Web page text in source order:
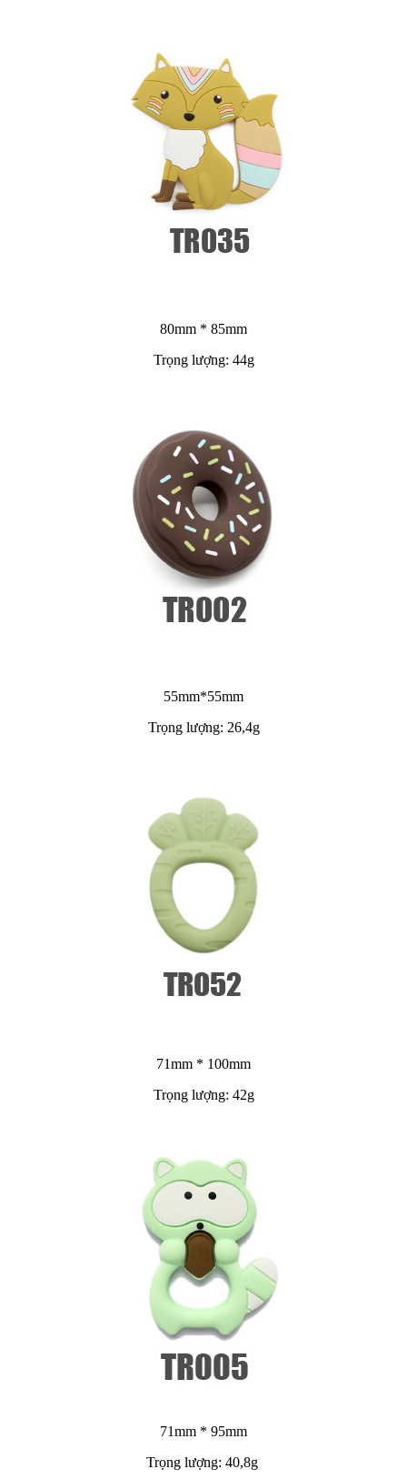
80mm * 85mm
Trọng lượng: 44g
55mm*55mm
Trọng lượng: 26,4g
71mm * 100mm
Trọng lượng: 42g
71mm * 95mm
Trọng lượng: 40,8g